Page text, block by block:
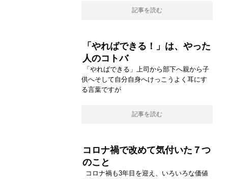
記事を読む
「やればできる！」は、やった
人のコトバ
「やればできる」上司から部下へ親から子
供へそして自分自身へけっこうよく耳にす
る言葉ですが
記事を読む
コロナ禍で改めて気付いた７つ
のこと
コロナ禍も3年目を迎え、いろいろな価値